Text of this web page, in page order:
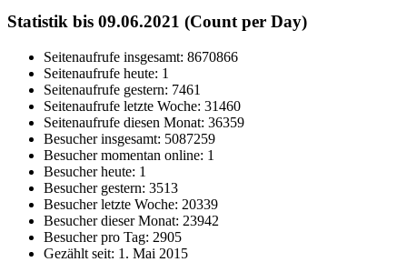
Statistik bis 09.06.2021 (Count per Day)
Seitenaufrufe insgesamt: 8670866
Seitenaufrufe heute: 1
Seitenaufrufe gestern: 7461
Seitenaufrufe letzte Woche: 31460
Seitenaufrufe diesen Monat: 36359
Besucher insgesamt: 5087259
Besucher momentan online: 1
Besucher heute: 1
Besucher gestern: 3513
Besucher letzte Woche: 20339
Besucher dieser Monat: 23942
Besucher pro Tag: 2905
Gezählt seit: 1. Mai 2015